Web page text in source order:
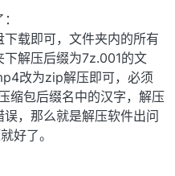
载即可，文件夹内的所有
解压后缀为7z.001的文
改为zip解压即可，必须
缩包后缀名中的汉字，解压
，那么就是解压软件出问
好了。